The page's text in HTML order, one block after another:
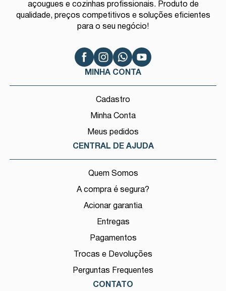
açougues e cozinhas profissionais. Produto de
qualidade, preços competitivos e soluções eficientes
para o seu negócio!
MINHA CONTA
Cadastro
Minha Conta
Meus pedidos
CENTRAL DE AJUDA
Quem Somos
A compra é segura?
Acionar garantia
Entregas
Pagamentos
Trocas e Devoluções
Perguntas Frequentes
CONTATO